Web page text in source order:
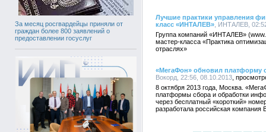
За месяц росгвардейцы приняли от
граждан более 800 заявлений о
предоставлении госуслуг
Лучшие практики управления
класс «ИНТАЛЕВ» , ИНТАЛЕВ,
Группа компаний «ИНТАЛЕВ»
мастер-класса «Практика
отраслях»
«МегаФон» обновил платформу
Вокорд, 22:56, 08.10.2013
8 октября 2013 года, Москва.
платформы сбора и обработки
через бесплатный «короткий»
разработала российская компания